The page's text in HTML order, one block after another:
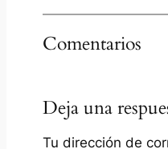
Comentarios
Deja una
Tu dirección de